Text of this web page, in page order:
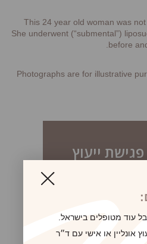
This 24 year old woman was not
She underwent (“submental”)
before
*Photographs are for illustrative
ייעוץ
עוד מטופלים בישראל.
אונליין או אישי עם ד״ר